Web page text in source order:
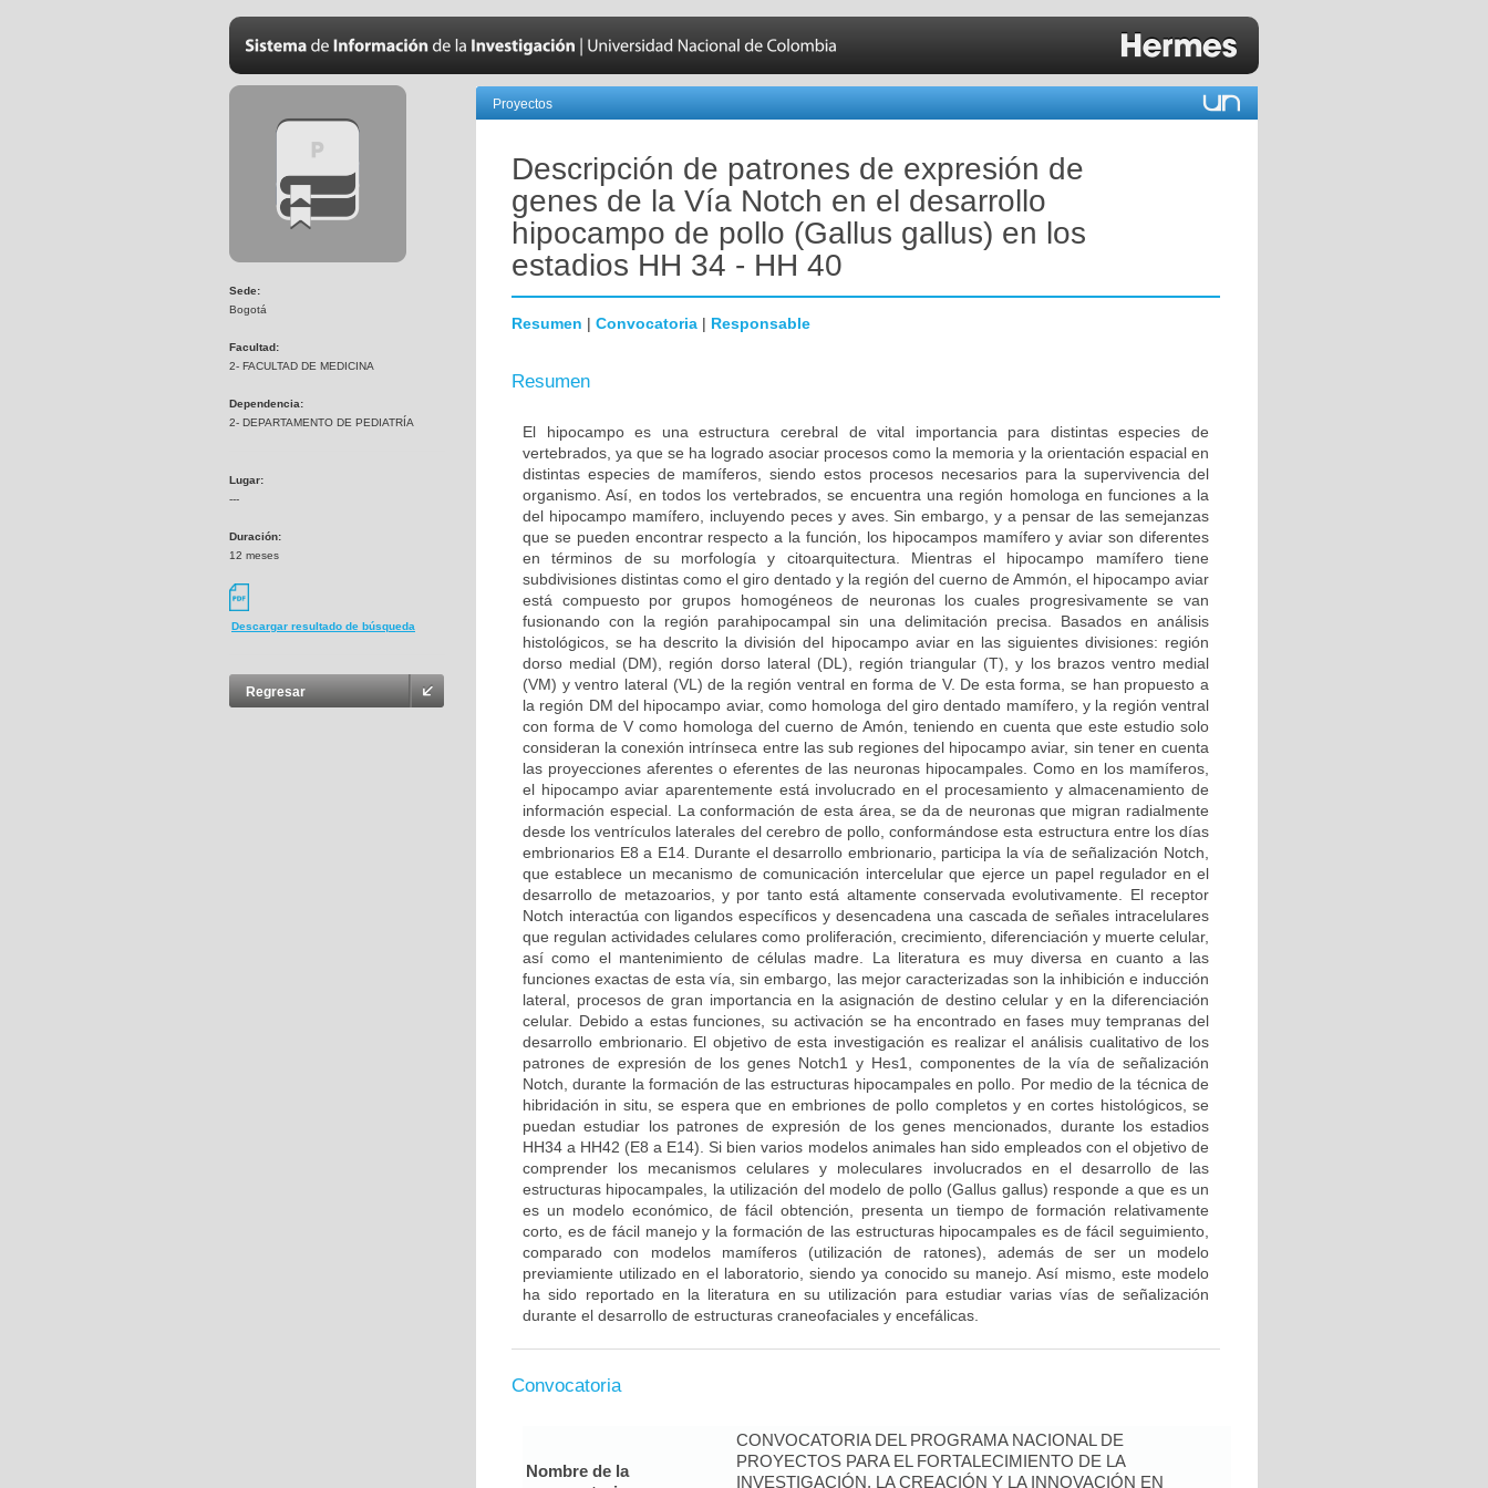
Sede:
Bogotá
Facultad:
2- FACULTAD DE MEDICINA
Dependencia:
2- DEPARTAMENTO DE PEDIATRÍA
Lugar:
---
Duración:
12 meses
Descargar resultado de búsqueda
Regresar
Proyectos
Descripción de patrones de expresión de
genes de la Vía Notch en el desarrollo
hipocampo de pollo (Gallus gallus) en los
estadios HH 34 - HH 40
Resumen | Convocatoria | Responsable
Resumen
El hipocampo es una estructura cerebral de vital importancia para distintas especies de
vertebrados, ya que se ha logrado asociar procesos como la memoria y la orientación espacial en
distintas especies de mamíferos, siendo estos procesos necesarios para la supervivencia del
organismo. Así, en todos los vertebrados, se encuentra una región homologa en funciones a la
del hipocampo mamífero, incluyendo peces y aves. Sin embargo, y a pensar de las semejanzas
que se pueden encontrar respecto a la función, los hipocampos mamífero y aviar son diferentes
en términos de su morfología y citoarquitectura. Mientras el hipocampo mamífero tiene
subdivisiones distintas como el giro dentado y la región del cuerno de Ammón, el hipocampo aviar
está compuesto por grupos homogéneos de neuronas los cuales progresivamente se van
fusionando con la región parahipocampal sin una delimitación precisa. Basados en análisis
histológicos, se ha descrito la división del hipocampo aviar en las siguientes divisiones: región
dorso medial (DM), región dorso lateral (DL), región triangular (T), y los brazos ventro medial
(VM) y ventro lateral (VL) de la región ventral en forma de V. De esta forma, se han propuesto a
la región DM del hipocampo aviar, como homologa del giro dentado mamífero, y la región ventral
con forma de V como homologa del cuerno de Amón, teniendo en cuenta que este estudio solo
consideran la conexión intrínseca entre las sub regiones del hipocampo aviar, sin tener en cuenta
las proyecciones aferentes o eferentes de las neuronas hipocampales. Como en los mamíferos,
el hipocampo aviar aparentemente está involucrado en el procesamiento y almacenamiento de
información especial. La conformación de esta área, se da de neuronas que migran radialmente
desde los ventrículos laterales del cerebro de pollo, conformándose esta estructura entre los días
embrionarios E8 a E14. Durante el desarrollo embrionario, participa la vía de señalización Notch,
que establece un mecanismo de comunicación intercelular que ejerce un papel regulador en el
desarrollo de metazoarios, y por tanto está altamente conservada evolutivamente. El receptor
Notch interactúa con ligandos específicos y desencadena una cascada de señales intracelulares
que regulan actividades celulares como proliferación, crecimiento, diferenciación y muerte celular,
así como el mantenimiento de células madre. La literatura es muy diversa en cuanto a las
funciones exactas de esta vía, sin embargo, las mejor caracterizadas son la inhibición e inducción
lateral, procesos de gran importancia en la asignación de destino celular y en la diferenciación
celular. Debido a estas funciones, su activación se ha encontrado en fases muy tempranas del
desarrollo embrionario. El objetivo de esta investigación es realizar el análisis cualitativo de los
patrones de expresión de los genes Notch1 y Hes1, componentes de la vía de señalización
Notch, durante la formación de las estructuras hipocampales en pollo. Por medio de la técnica de
hibridación in situ, se espera que en embriones de pollo completos y en cortes histológicos, se
puedan estudiar los patrones de expresión de los genes mencionados, durante los estadios
HH34 a HH42 (E8 a E14). Si bien varios modelos animales han sido empleados con el objetivo de
comprender los mecanismos celulares y moleculares involucrados en el desarrollo de las
estructuras hipocampales, la utilización del modelo de pollo (Gallus gallus) responde a que es un
es un modelo económico, de fácil obtención, presenta un tiempo de formación relativamente
corto, es de fácil manejo y la formación de las estructuras hipocampales es de fácil seguimiento,
comparado con modelos mamíferos (utilización de ratones), además de ser un modelo
previamiente utilizado en el laboratorio, siendo ya conocido su manejo. Así mismo, este modelo
ha sido reportado en la literatura en su utilización para estudiar varias vías de señalización
durante el desarrollo de estructuras craneofaciales y encefálicas.
Convocatoria
Nombre de la
CONVOCATORIA DEL PROGRAMA NACIONAL DE
PROYECTOS PARA EL FORTALECIMIENTO DE LA
INVESTIGACIÓN, LA CREACIÓN Y LA INNOVACIÓN EN